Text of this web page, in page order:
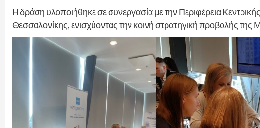
Η δράση υλοποιήθηκε σε συνεργασία με την Περιφέρεια
Θεσσαλονίκης, ενισχύοντας την κοινή στρατηγική προβολής της